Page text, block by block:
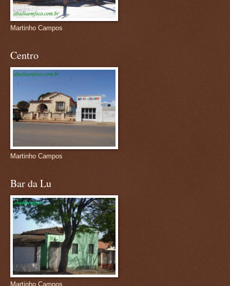
Martinho Campos
Centro
Martinho Campos
Bar da Lu
Martinho Campos